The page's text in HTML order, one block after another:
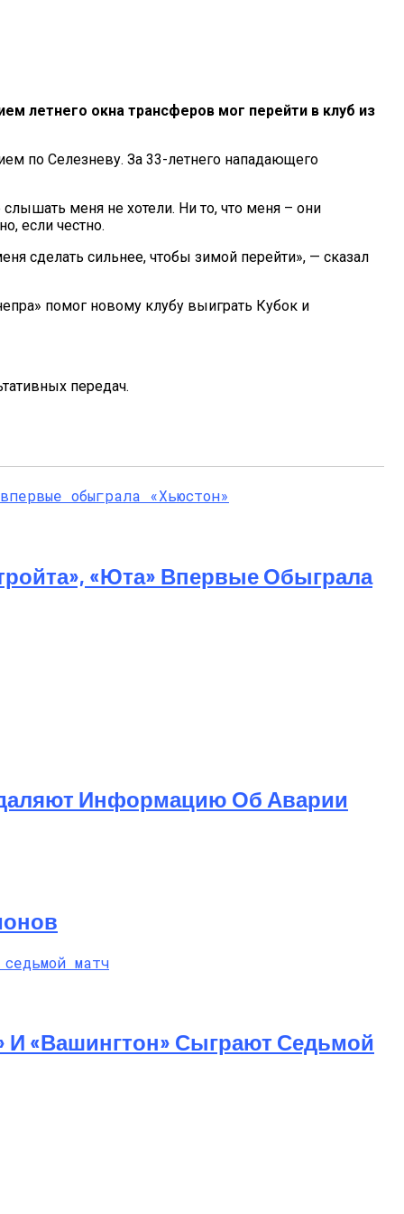
летнего окна трансферов мог перейти в клуб из
по Селезневу. За 33-летнего нападающего
меня не хотели. Ни то, что меня – они
если честно.
сделать сильнее, чтобы зимой перейти», — сказал
помог новому клубу выиграть Кубок и
передач.
«Юта» Впервые Обыграла
Информацию Об Аварии
«Вашингтон» Сыграют Седьмой